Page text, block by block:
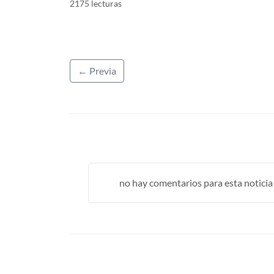
2175 lecturas
← Previa
no hay comentarios para esta noticia ...